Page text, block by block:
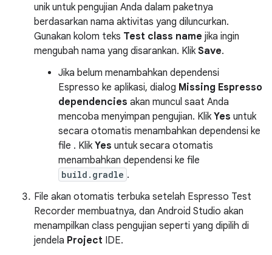
unik untuk pengujian Anda dalam paketnya
berdasarkan nama aktivitas yang diluncurkan.
Gunakan kolom teks Test class name jika ingin
mengubah nama yang disarankan. Klik Save.
Jika belum menambahkan dependensi
Espresso ke aplikasi, dialog Missing Espresso
dependencies akan muncul saat Anda
mencoba menyimpan pengujian. Klik Yes untuk
secara otomatis menambahkan dependensi ke
file . Klik Yes untuk secara otomatis
menambahkan dependensi ke file
build.gradle .
File akan otomatis terbuka setelah Espresso Test
Recorder membuatnya, dan Android Studio akan
menampilkan class pengujian seperti yang dipilih di
jendela Project IDE.